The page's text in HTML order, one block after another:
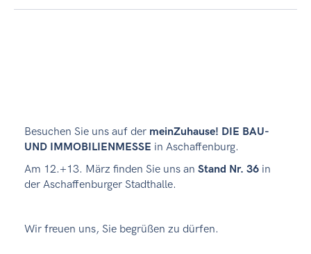
Besuchen Sie uns auf der meinZuhause! DIE BAU-
UND IMMOBILIENMESSE in Aschaffenburg.
Am 12.+13. März finden Sie uns an Stand Nr. 36 in
der Aschaffenburger Stadthalle.
Wir freuen uns, Sie begrüßen zu dürfen.